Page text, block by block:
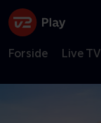
Forside Live TV